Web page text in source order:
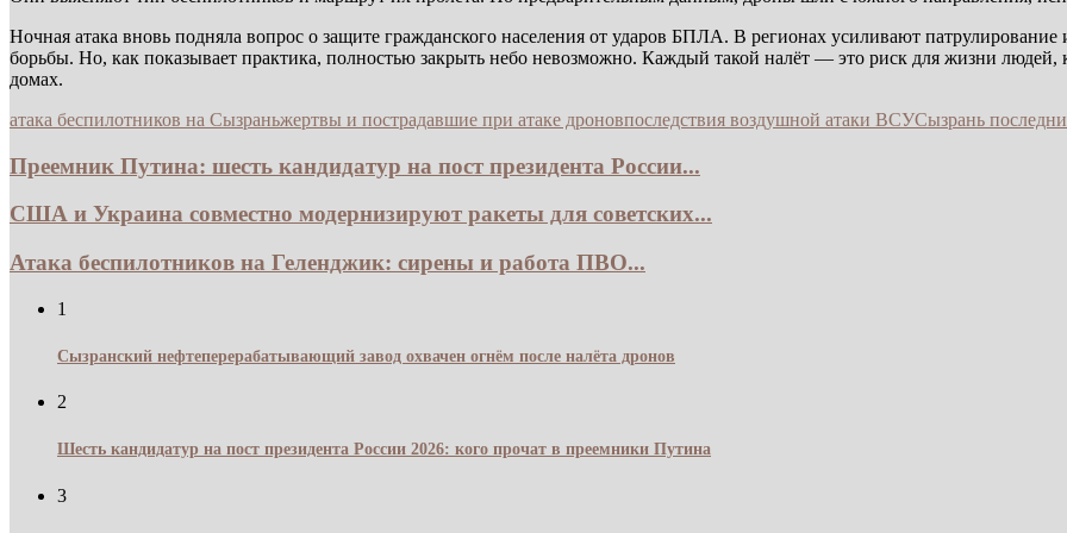
Ночная атака вновь подняла вопрос о защите гражданского населения от ударов БПЛА. В регионах усиливают
борьбы. Но, как показывает практика, полностью закрыть небо невозможно. Каждый такой налёт — это риск для жизни людей,
домах.
атака беспилотников на Сызраньжертвы и пострадавшие при атаке дроновпоследствия воздушной атаки ВСУСызрань
Преемник Путина: шесть кандидатур на пост президента России...
США и Украина совместно модернизируют ракеты для советских...
Атака беспилотников на Геленджик: сирены и работа ПВО...
1
Сызранский нефтеперерабатывающий завод охвачен огнём после налёта дронов
2
Шесть кандидатур на пост президента России 2026: кого прочат в преемники Путина
3